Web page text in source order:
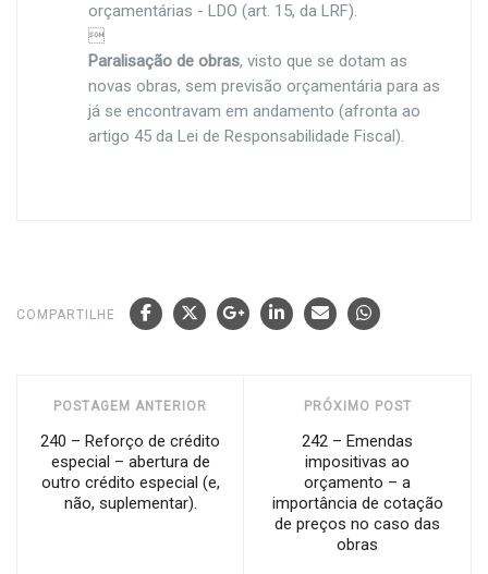
orçamentárias - LDO (art. 15, da LRF).

Paralisação de obras, visto que se dotam as
novas obras, sem previsão orçamentária para as
já se encontravam em andamento (afronta ao
artigo 45 da Lei de Responsabilidade Fiscal).
COMPARTILHE
POSTAGEM ANTERIOR
240 – Reforço de crédito
especial – abertura de
outro crédito especial (e,
não, suplementar).
PRÓXIMO POST
242 – Emendas
impositivas ao
orçamento – a
importância de cotação
de preços no caso das
obras